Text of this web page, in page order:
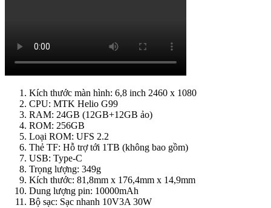
Kích thước màn hình: 6,8 inch 2460 x 1080
CPU: MTK Helio G99
RAM: 24GB (12GB+12GB ảo)
ROM: 256GB
Loại ROM: UFS 2.2
Thẻ TF: Hỗ trợ tới 1TB (không bao gồm)
USB: Type-C
Trọng lượng: 349g
Kích thước: 81,8mm x 176,4mm x 14,9mm
Dung lượng pin: 10000mAh
Bộ sạc: Sạc nhanh 10V3A 30W